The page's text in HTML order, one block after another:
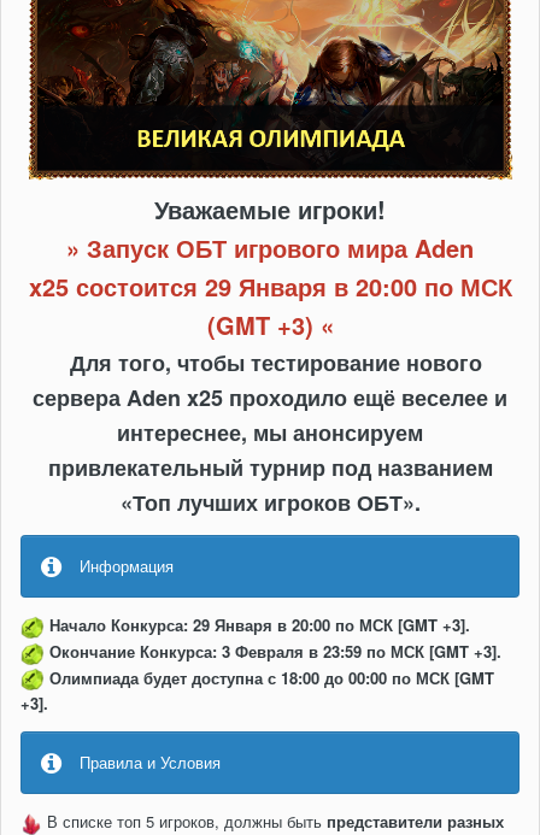
Уважаемые игроки!
» Запуск ОБТ игрового мира Aden
x25 состоится 29 Января в 20:00 по МСК
(GMT +3) «
Для того, чтобы тестирование нового
сервера Aden x25 проходило ещё веселее и
интереснее, мы анонсируем
привлекательный турнир под названием
«Топ лучших игроков ОБТ».
Информация
Начало Конкурса: 29 Января в 20:00 по МСК [GMT +3].
Окончание Конкурса: 3 Февраля в 23:59 по МСК [GMT +3].
Олимпиада будет доступна с 18:00 до 00:00 по МСК [GMT
+3].
Правила и Условия
В списке топ 5 игроков, должны быть представители разных